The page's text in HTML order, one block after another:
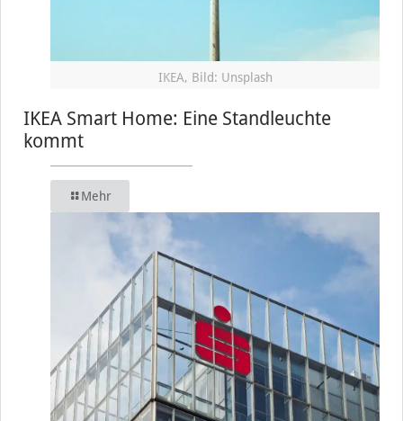
IKEA, Bild: Unsplash
IKEA Smart Home: Eine Standleuchte
kommt
Mehr